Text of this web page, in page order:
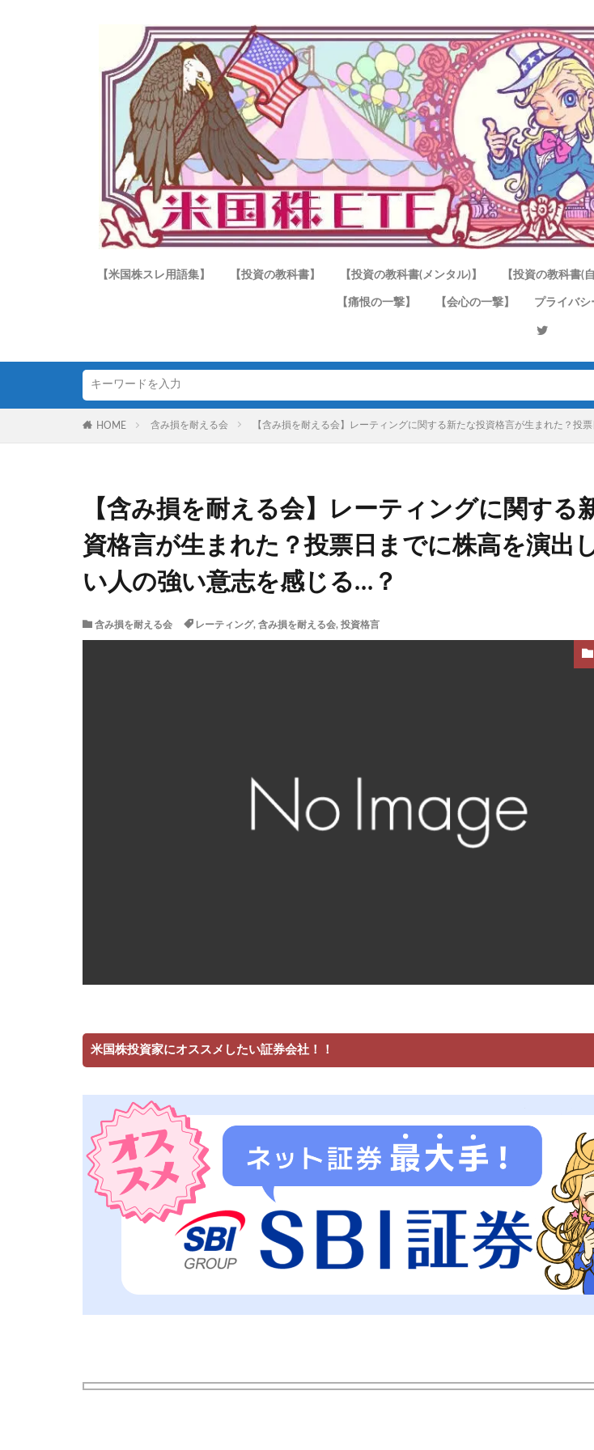
【米国株スレ用語集】 【投資の教科書】 【投資の教科書(メンタル)】 【投資の教科書(
【痛恨の一撃】 【会心の一撃】 プライバ
HOME 含み損を耐える会 【含み損を耐える会】レーティングに関する新たな投資格言が生まれた？投
【含み損を耐える会】レーティングに関する
資格言が生まれた？投票日までに株高を演出
い人の強い意志を感じる…？
含み損を耐える会 レーティング, 含み損を耐える会, 投資格言
米国株投資家にオススメしたい証券会社！！